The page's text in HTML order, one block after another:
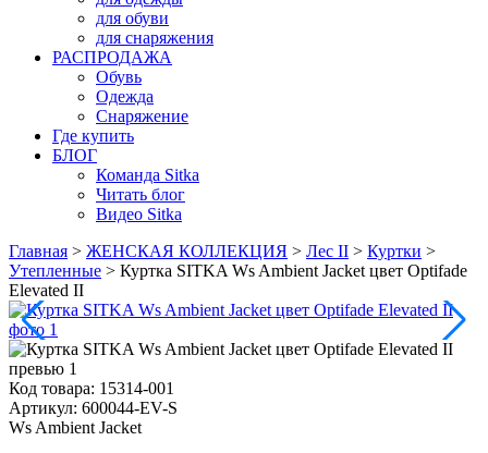
для обуви
для снаряжения
РАСПРОДАЖА
Обувь
Одежда
Снаряжение
Где купить
БЛОГ
Команда Sitka
Читать блог
Видео Sitka
Главная > ЖЕНСКАЯ КОЛЛЕКЦИЯ > Лес II > Куртки >
Утепленные > Куртка SITKA Ws Ambient Jacket цвет Optifade
Elevated II
Код товара: 15314-001
Артикул: 600044-EV-S
Ws Ambient Jacket